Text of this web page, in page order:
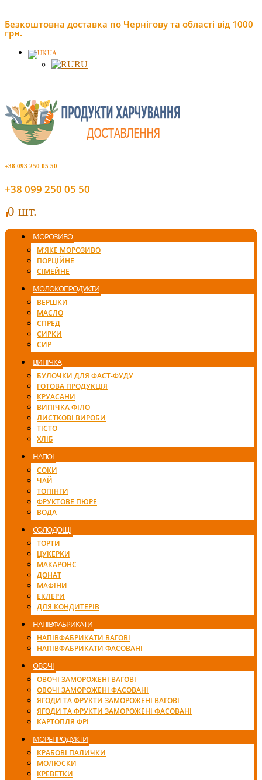
Безкоштовна доставка по Чернігову та області від 1000
грн.
UA
RU
+38 093 250 05 50
+38 099 250 05 50
00 шт.
МОРОЗИВО
М’ЯКЕ МОРОЗИВО
ПОРЦІЙНЕ
СІМЕЙНЕ
МОЛОКОПРОДУКТИ
ВЕРШКИ
МАСЛО
СПРЕД
СИРКИ
СИР
ВИПІЧКА
БУЛОЧКИ ДЛЯ ФАСТ-ФУДУ
ГОТОВА ПРОДУКЦІЯ
КРУАСАНИ
ВИПІЧКА ФІЛО
ЛИСТКОВІ ВИРОБИ
ТІСТО
ХЛІБ
НАПОЇ
СОКИ
ЧАЙ
ТОПІНГИ
ФРУКТОВЕ ПЮРЕ
ВОДА
СОЛОДОЩІ
ТОРТИ
ЦУКЕРКИ
МАКАРОНС
ДОНАТ
МАФІНИ
ЕКЛЕРИ
ДЛЯ КОНДИТЕРІВ
НАПІВФАБРИКАТИ
НАПІВФАБРИКАТИ ВАГОВІ
НАПІВФАБРИКАТИ ФАСОВАНІ
ОВОЧІ
ОВОЧІ ЗАМОРОЖЕНІ ВАГОВІ
ОВОЧІ ЗАМОРОЖЕНІ ФАСОВАНІ
ЯГОДИ ТА ФРУКТИ ЗАМОРОЖЕНІ ВАГОВІ
ЯГОДИ ТА ФРУКТИ ЗАМОРОЖЕНІ ФАСОВАНІ
КАРТОПЛЯ ФРІ
МОРЕПРОДУКТИ
КРАБОВІ ПАЛИЧКИ
МОЛЮСКИ
КРЕВЕТКИ